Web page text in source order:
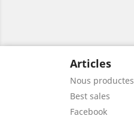
Articles
Nous productes
Best sales
Facebook